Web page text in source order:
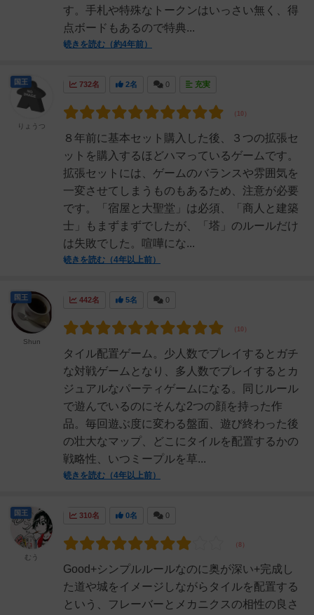
す。手札や特殊なトークンはいっさい無く、得
点ボードもあるので特典...
続きを読む（約4年前）
732名 2名 0 充実
８年前に基本セット購入した後、３つの拡張セ
ットを購入するほどハマっているゲームです。
拡張セットには、ゲームのバランスや雰囲気を
一変させてしまうものもあるため、注意が必要
です。「宿屋と大聖堂」は必須、「商人と建築
士」もまずまずでしたが、「塔」のルールだけ
は失敗でした。喧嘩にな...
続きを読む（4年以上前）
国王
りょうつ
442名 5名 0
タイル配置ゲーム。少人数でプレイするとガチ
な対戦ゲームとなり、多人数でプレイするとカ
ジュアルなパーティゲームになる。同じルール
で遊んでいるのにそんな2つの顔を持った作
品。毎回遊ぶ度に変わる盤面、遊び終わった後
の壮大なマップ、どこにタイルを配置するかの
戦略性、いつミープルを草...
続きを読む（4年以上前）
国王
Shun
310名 0名 0
Good+シンプルルールなのに奥が深い+完成し
た道や城をイメージしながらタイルを配置する
という、フレーバーとメカニクスの相性の良さ
国王
むう